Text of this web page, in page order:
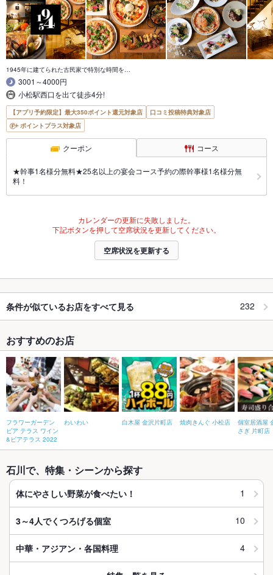
1945年に建てられた古民家で特別な時間を…
3001～4000円
小松駅西口を出て徒歩4分!
【アプリ予約限定】最大350ポイント還元対象店
口コミ投稿特典対象店
ポイントプラス対象店
クーポン コース
★幹事1名様分無料★25名以上の宴会コース予約の際幹事様1名様分無
料！
カレンダーの更新に失敗しました。
下記ボタンを押して空席状況を更新してください。
空席状況を更新する
条件が似ているお店をすべて見る 232
おすすめのお店
フラワーガーデン
ビア テラス ワイン
&ビアテラス 2022
わいわい 白木屋 金沢片町店 焼肉きんぐ 小松店
個室居酒屋
さぎ 片町店
石川で、特集・シーンから探す
体にやさしい野菜が食べたい！ 1
3～4人でくつろげる個室 10
中華・アジアン・各国料理 4